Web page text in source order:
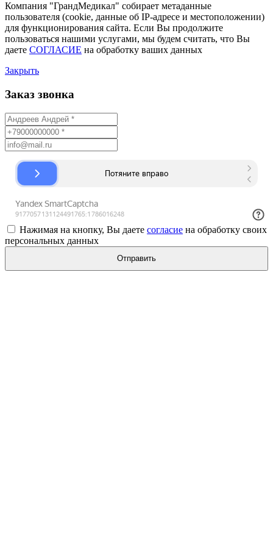
Компания "ГрандМедикал" собирает метаданные
пользователя (cookie, данные об IP-адресе и местоположении)
для функционирования сайта. Если Вы продолжите
пользоваться нашими услугами, мы будем считать, что Вы
даете СОГЛАСИЕ на обработку ваших данных
Закрыть
Заказ звонка
Нажимая на кнопку, Вы даете согласие на обработку своих
персональных данных
Отправить